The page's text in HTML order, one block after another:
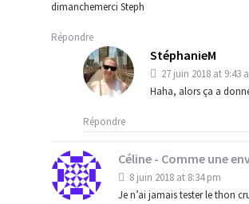
dimanchemerci Steph
Répondre
StéphanieM
27 juin 2018 at 9:43
Haha, alors ça a
Répondre
Céline - Comme une
8 juin 2018 at 8:34 pm
Je n’ai jamais tester le thon